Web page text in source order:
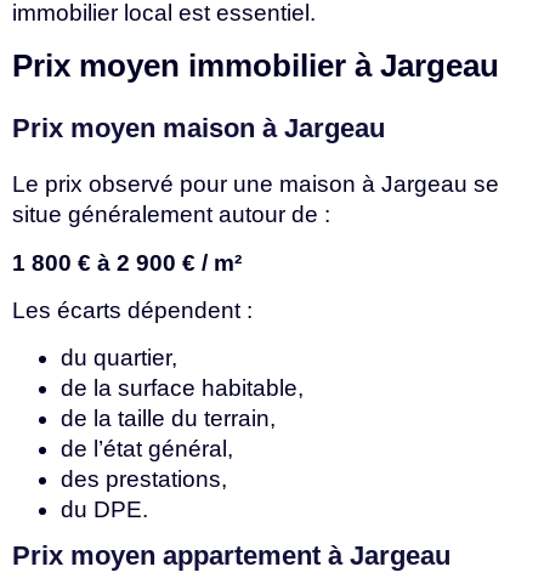
immobilier local est essentiel.
Prix moyen immobilier à Jargeau
Prix moyen maison à Jargeau
Le prix observé pour une maison à Jargeau se
situe généralement autour de :
1 800 € à 2 900 € / m²
Les écarts dépendent :
du quartier,
de la surface habitable,
de la taille du terrain,
de l’état général,
des prestations,
du DPE.
Prix moyen appartement à Jargeau